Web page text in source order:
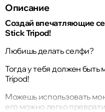
Описание
Создай впечатляющие
Stick Tripod!
Любишь делать селфи?
Тогда у тебя должен
Tripod!
Можешь использовать
его можно легко